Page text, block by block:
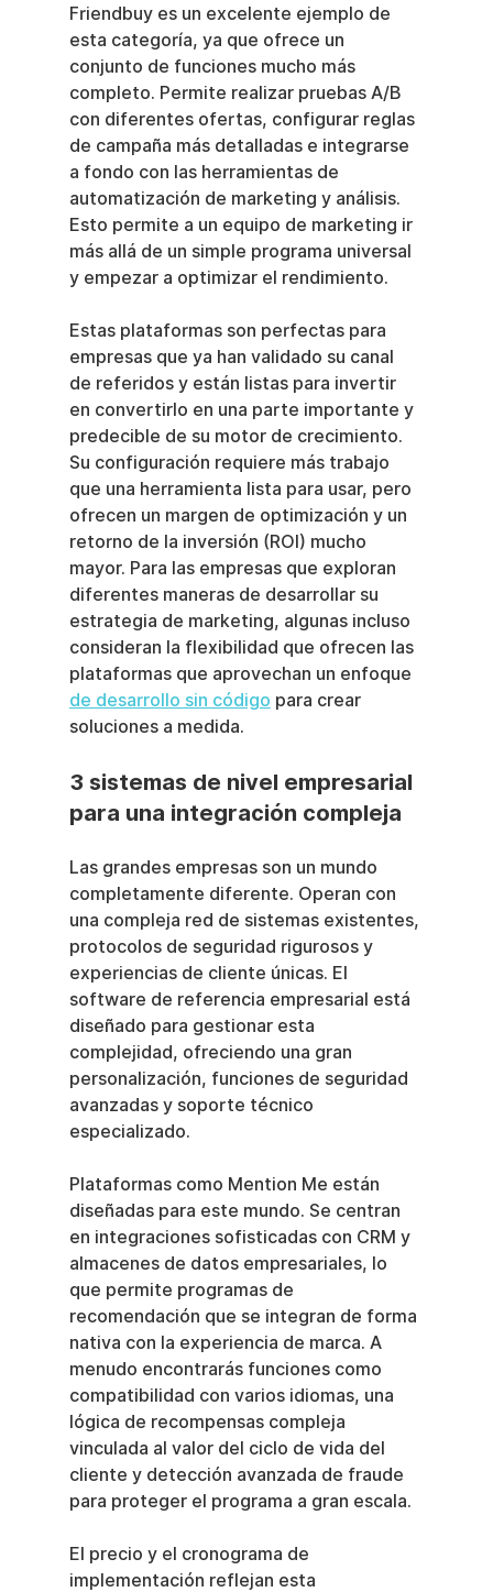
Friendbuy es un excelente ejemplo de
esta categoría, ya que ofrece un
conjunto de funciones mucho más
completo. Permite realizar pruebas A/B
con diferentes ofertas, configurar reglas
de campaña más detalladas e integrarse
a fondo con las herramientas de
automatización de marketing y análisis.
Esto permite a un equipo de marketing ir
más allá de un simple programa universal
y empezar a optimizar el rendimiento.
Estas plataformas son perfectas para
empresas que ya han validado su canal
de referidos y están listas para invertir
en convertirlo en una parte importante y
predecible de su motor de crecimiento.
Su configuración requiere más trabajo
que una herramienta lista para usar, pero
ofrecen un margen de optimización y un
retorno de la inversión (ROI) mucho
mayor. Para las empresas que exploran
diferentes maneras de desarrollar su
estrategia de marketing, algunas incluso
consideran la flexibilidad que ofrecen las
plataformas que aprovechan un enfoque
de desarrollo sin código para crear
soluciones a medida.
3 sistemas de nivel empresarial
para una integración compleja
Las grandes empresas son un mundo
completamente diferente. Operan con
una compleja red de sistemas existentes,
protocolos de seguridad rigurosos y
experiencias de cliente únicas. El
software de referencia empresarial está
diseñado para gestionar esta
complejidad, ofreciendo una gran
personalización, funciones de seguridad
avanzadas y soporte técnico
especializado.
Plataformas como Mention Me están
diseñadas para este mundo. Se centran
en integraciones sofisticadas con CRM y
almacenes de datos empresariales, lo
que permite programas de
recomendación que se integran de forma
nativa con la experiencia de marca. A
menudo encontrarás funciones como
compatibilidad con varios idiomas, una
lógica de recompensas compleja
vinculada al valor del ciclo de vida del
cliente y detección avanzada de fraude
para proteger el programa a gran escala.
El precio y el cronograma de
implementación reflejan esta